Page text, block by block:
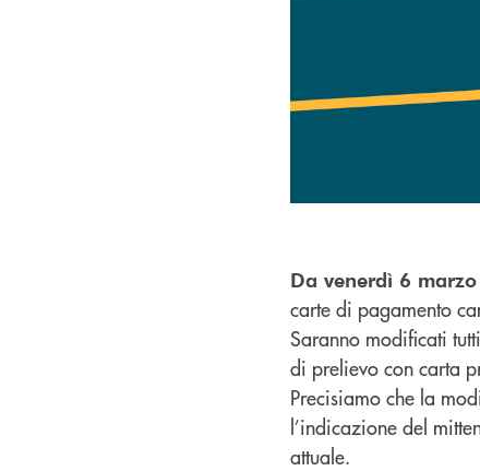
Da venerdì 6
carte di pagamento
Saranno modificati
di prelievo con carta
Precisiamo che la
l’indicazione del
attuale.